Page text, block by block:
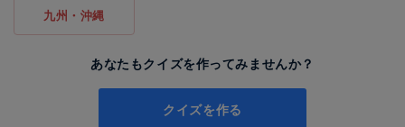
九州・沖縄
あなたもクイズを作ってみませんか？
クイズを作る